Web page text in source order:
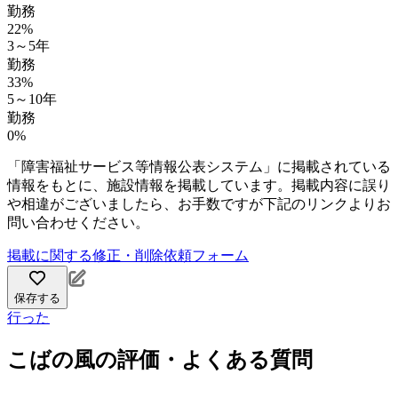
勤務
22%
3～5年
勤務
33%
5～10年
勤務
0%
「障害福祉サービス等情報公表システム」に掲載されている
情報をもとに、施設情報を掲載しています。掲載内容に誤り
や相違がございましたら、お手数ですが下記のリンクよりお
問い合わせください。
掲載に関する修正・削除依頼フォーム
保存する
行った
こばの風の評価・よくある質問